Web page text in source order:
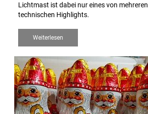
Lichtmast ist dabei nur eines von mehreren
technischen Highlights.
Weiterlesen